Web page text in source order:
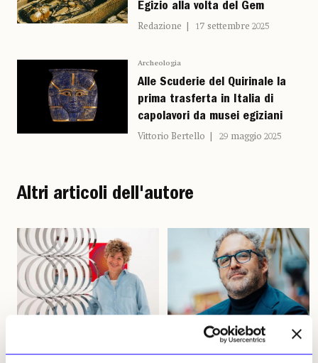
Egizio alla volta del Gem
Redazione 17 settembre 2025
Archeologia
Alle Scuderie del Quirinale la
prima trasferta in Italia di
capolavori da musei egiziani
Vittorio Bertello 29 maggio 2025
Altri articoli dell'autore
POLITICA